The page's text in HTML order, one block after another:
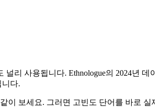
리 사용됩니다. Ethnologue의 2024년
다.
이 보세요. 그러면 고빈도 단어를 바로